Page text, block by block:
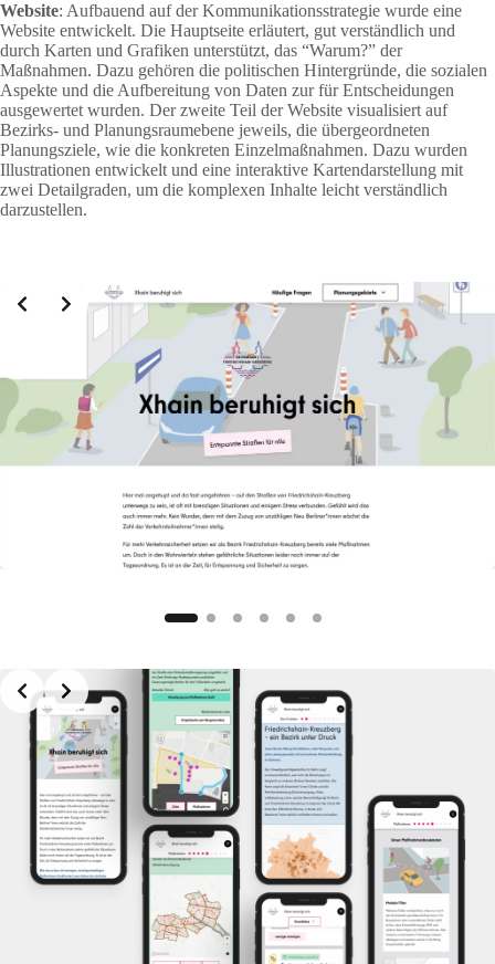
Website: Aufbauend auf der Kommunikationsstrategie wurde eine
Website entwickelt. Die Hauptseite erläutert, gut verständlich und
durch Karten und Grafiken unterstützt, das “Warum?” der
Maßnahmen. Dazu gehören die politischen Hintergründe, die sozialen
Aspekte und die Aufbereitung von Daten zur für Entscheidungen
ausgewertet wurden. Der zweite Teil der Website visualisiert auf
Bezirks- und Planungsraumebene jeweils, die übergeordneten
Planungsziele, wie die konkreten Einzelmaßnahmen. Dazu wurden
Illustrationen entwickelt und eine interaktive Kartendarstellung mit
zwei Detailgraden, um die komplexen Inhalte leicht verständlich
darzustellen.